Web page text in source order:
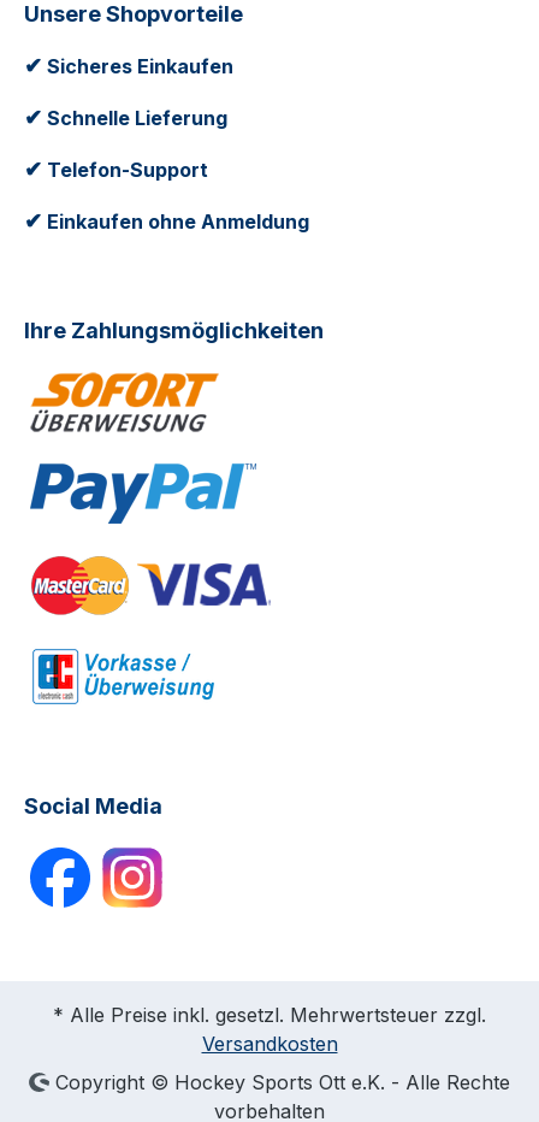
Unsere Shopvorteile
✔ Sicheres Einkaufen
✔ Schnelle Lieferung
✔ Telefon-Support
✔ Einkaufen ohne Anmeldung
Ihre Zahlungsmöglichkeiten
Social Media
* Alle Preise inkl. gesetzl. Mehrwertsteuer zzgl.
Versandkosten
Copyright © Hockey Sports Ott e.K. - Alle Rechte
vorbehalten